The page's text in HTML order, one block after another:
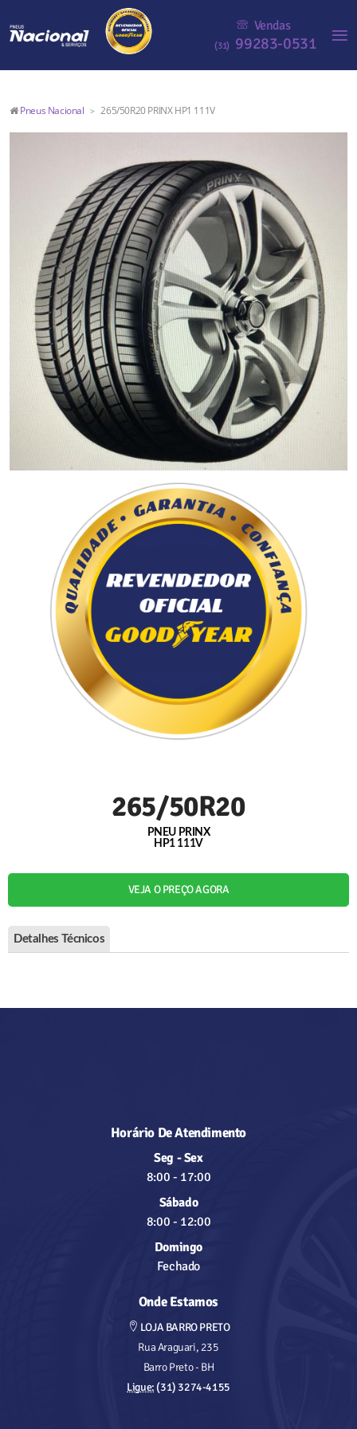
Vendas
(31) 99283-0531
Pneus Nacional > 265/50R20 PRINX HP1 111V
265/50R20
PNEU PRINX
HP1 111V
VEJA O PREÇO AGORA
Detalhes Técnicos
Horário De Atendimento
Seg - Sex
8:00 - 17:00
Sábado
8:00 - 12:00
Domingo
Fechado
Onde Estamos
LOJA BARRO PRETO
Rua Araguari, 235
Barro Preto - BH
Ligue:(31) 3274-4155